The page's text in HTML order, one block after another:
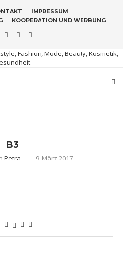
IMPRESSUM
KOOPERATION UND WERBUNG
B3
Petra 9. März 2017